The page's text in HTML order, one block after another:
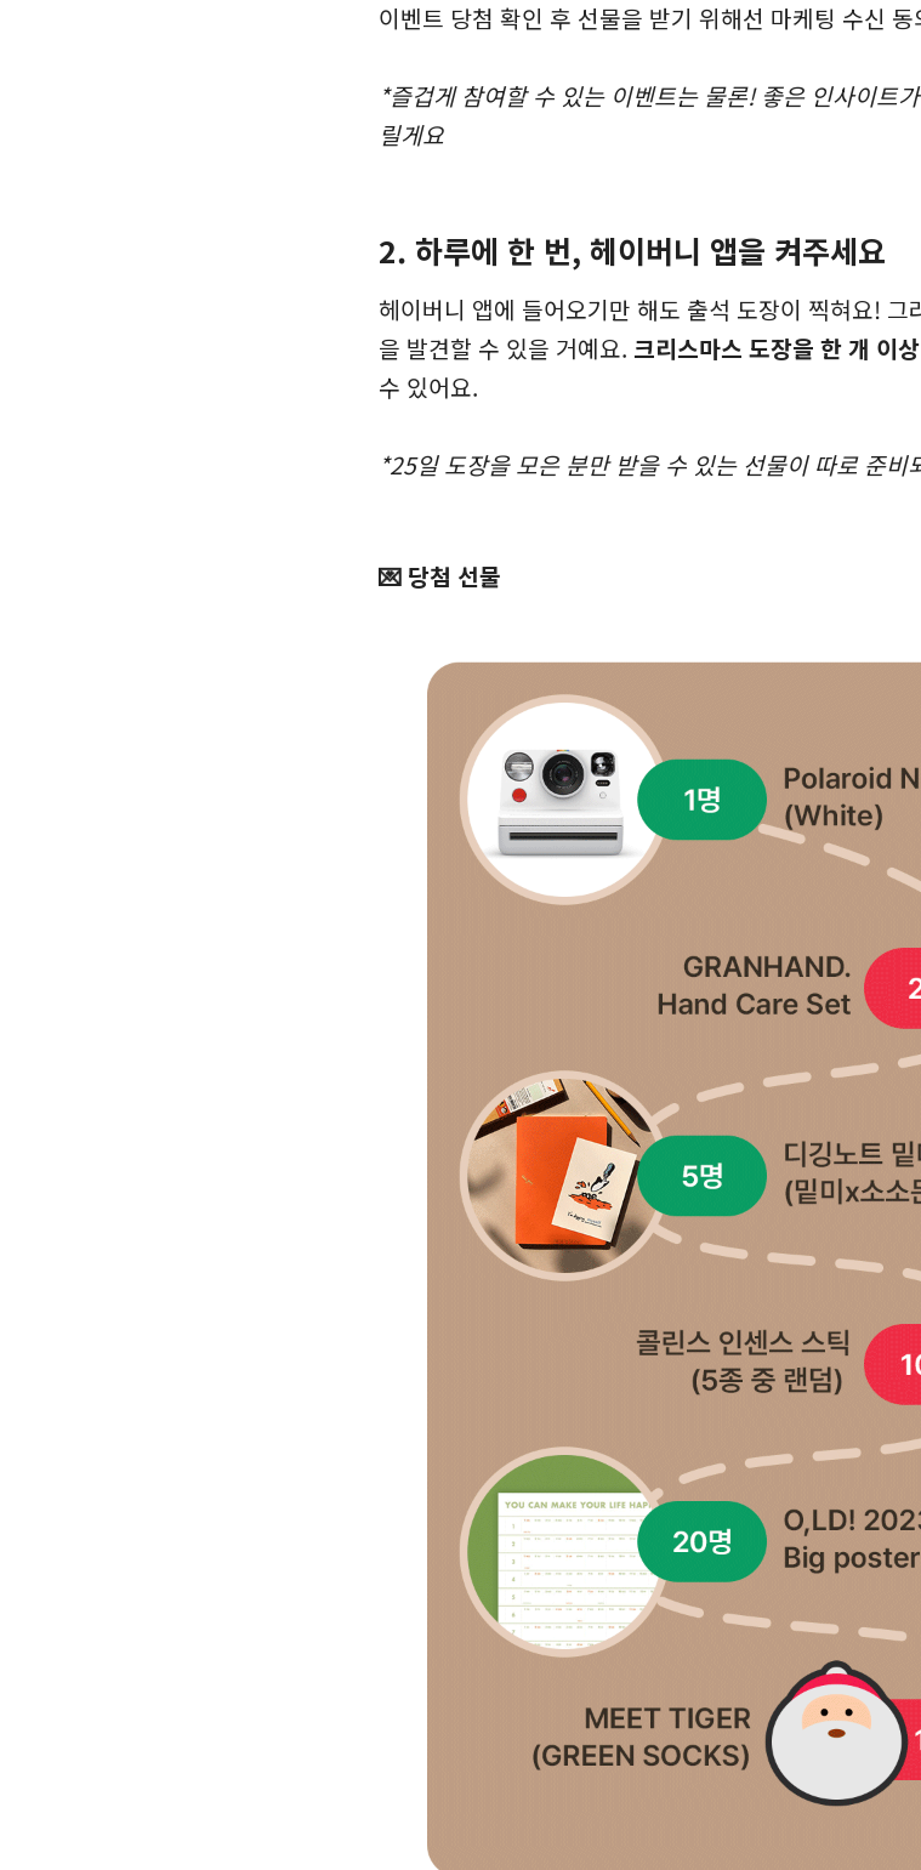
이벤트 당첨 확인 후 선물을 받기 위해선 마케팅 수신
*즐겁게 참여할 수 있는 이벤트는 물론! 좋은 인사이트
릴게요
2. 하루에 한 번, 헤이버니 앱을 켜주세요
헤이버니 앱에 들어오기만 해도 출석 도장이 찍혀요!
을 발견할 수 있을 거예요. 크리스마스 도장을 한 개 이
수 있어요.
*25일 도장을 모은 분만 받을 수 있는 선물이 따로 준비
💌 당첨 선물